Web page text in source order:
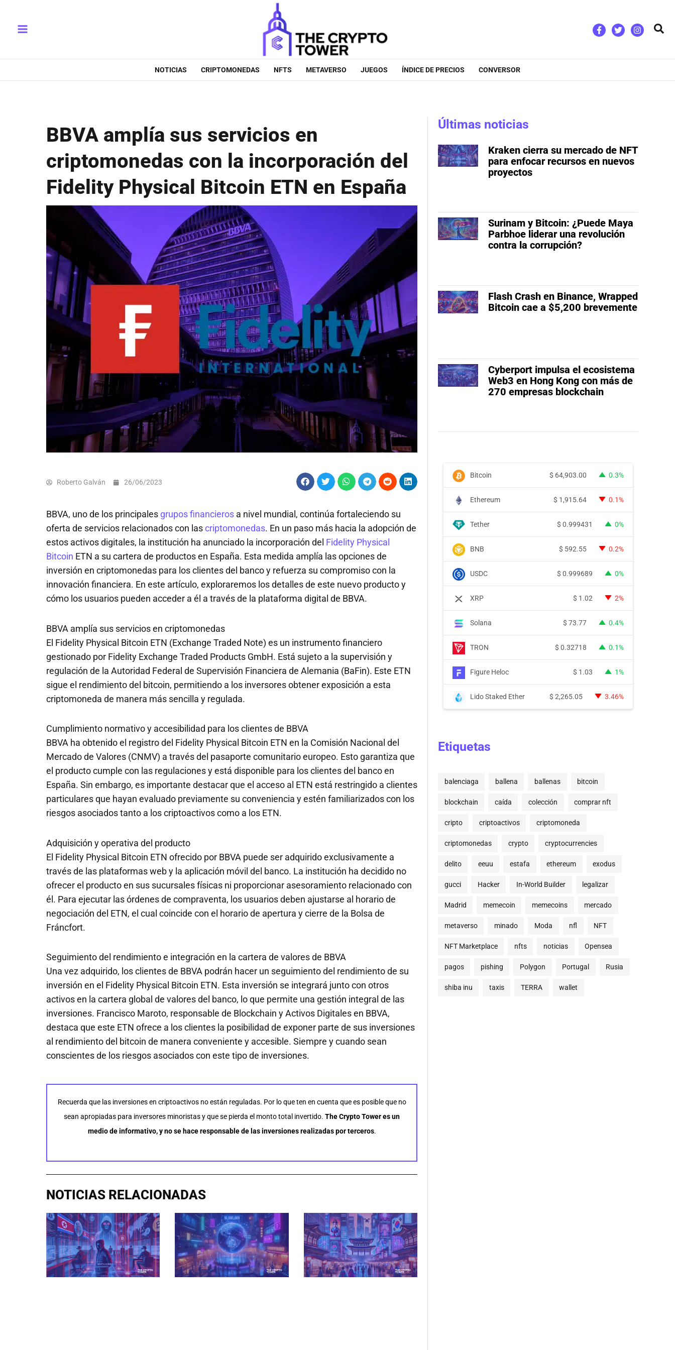
contenido
Menu
NOTICIAS CRIPTOMONEDAS NFTS METAVERSO JUEGOS ÍNDICE DE PRECIOS CONVERSOR
BBVA amplía sus servicios en
criptomonedas con la incorporación del
Fidelity Physical Bitcoin ETN en España
Roberto Galván 26/06/2023
BBVA, uno de los principales grupos financieros a nivel mundial, continúa fortaleciendo su
oferta de servicios relacionados con lascriptomonedas. En un paso más hacia la adopción de
estos activos digitales, la institución ha anunciado la incorporación del Fidelity Physical
Bitcoin ETN a su cartera de productos en España. Esta medida amplía las opciones de
inversión en criptomonedas para los clientes del banco y refuerza su compromiso con la
innovación financiera. En este artículo, exploraremos los detalles de este nuevo producto y
cómo los usuarios pueden acceder a él a través de la plataforma digital de BBVA.
BBVA amplía sus servicios en criptomonedas
El Fidelity Physical Bitcoin ETN (Exchange Traded Note) es un instrumento financiero
gestionado por Fidelity Exchange Traded Products GmbH. Está sujeto a la supervisión y
regulación de la Autoridad Federal de Supervisión Financiera de Alemania (BaFin). Este ETN
sigue el rendimiento del bitcoin, permitiendo a los inversores obtener exposición a esta
criptomoneda de manera más sencilla y regulada.
Cumplimiento normativo y accesibilidad para los clientes de BBVA
BBVA ha obtenido el registro del Fidelity Physical Bitcoin ETN en la Comisión Nacional del
Mercado de Valores (CNMV) a través del pasaporte comunitario europeo. Esto garantiza que
el producto cumple con las regulaciones y está disponible para los clientes del banco en
España. Sin embargo, es importante destacar que el acceso al ETN está restringido a clientes
particulares que hayan evaluado previamente su conveniencia y estén familiarizados con los
riesgos asociados tanto a los criptoactivos como a los ETN.
Adquisición y operativa del producto
El Fidelity Physical Bitcoin ETN ofrecido por BBVA puede ser adquirido exclusivamente a
través de las plataformas web y la aplicación móvil del banco. La institución ha decidido no
ofrecer el producto en sus sucursales físicas ni proporcionar asesoramiento relacionado con
él. Para ejecutar las órdenes de compraventa, los usuarios deben ajustarse al horario de
negociación del ETN, el cual coincide con el horario de apertura y cierre de la Bolsa de
Fráncfort.
Seguimiento del rendimiento e integración en la cartera de valores de BBVA
Una vez adquirido, los clientes de BBVA podrán hacer un seguimiento del rendimiento de su
inversión en el Fidelity Physical Bitcoin ETN. Esta inversión se integrará junto con otros
activos en la cartera global de valores del banco, lo que permite una gestión integral de las
inversiones. Francisco Maroto, responsable de Blockchain y Activos Digitales en BBVA,
destaca que este ETN ofrece a los clientes la posibilidad de exponer parte de sus inversiones
al rendimiento del bitcoin de manera conveniente y accesible. Siempre y cuando sean
conscientes de los riesgos asociados con este tipo de inversiones.
Recuerda que las inversiones en criptoactivos no están reguladas. Por lo que ten en cuenta que es posible que no
sean apropiadas para inversores minoristas y que se pierda el monto total invertido. The Crypto Tower es un
medio de informativo, y no se hace responsable de las inversiones realizadas por terceros.
NOTICIAS RELACIONADAS
Últimas noticias
Kraken cierra su mercado de NFT
para enfocar recursos en nuevos
proyectos
Surinam y Bitcoin: ¿Puede Maya
Parbhoe liderar una revolución
contra la corrupción?
Flash Crash en Binance, Wrapped
Bitcoin cae a $5,200 brevemente
Cyberport impulsa el ecosistema
Web3 en Hong Kong con más de
270 empresas blockchain
Bitcoin $ 64,903.00 0.3%
Ethereum $ 1,915.64 0.1%
Tether $ 0.999431 0%
BNB $ 592.55 0.2%
USDC $ 0.999689 0%
XRP $ 1.02 2%
Solana $ 73.77 0.4%
TRON $ 0.32718 0.1%
Figure Heloc $ 1.03 1%
Lido Staked Ether $ 2,265.05 3.46%
Etiquetas
balenciaga ballena ballenas bitcoin
blockchain caída colección comprar nft
cripto criptoactivos criptomoneda
criptomonedas crypto cryptocurrencies
delito eeuu estafa ethereum exodus
gucci Hacker In-World Builder legalizar
Madrid memecoin memecoins mercado
metaverso minado Moda nfl NFT
NFT Marketplace nfts noticias Opensea
pagos pishing Polygon Portugal Rusia
shiba inu taxis TERRA wallet